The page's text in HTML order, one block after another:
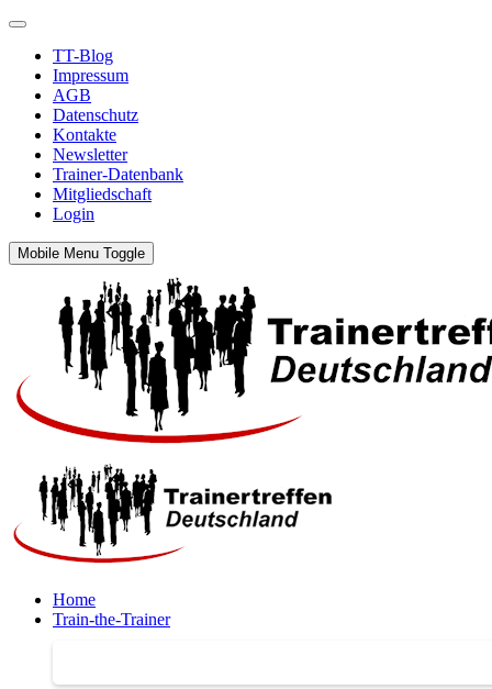
TT-Blog
Impressum
AGB
Datenschutz
Kontakte
Newsletter
Trainer-Datenbank
Mitgliedschaft
Login
Mobile Menu Toggle
Home
Train-the-Trainer